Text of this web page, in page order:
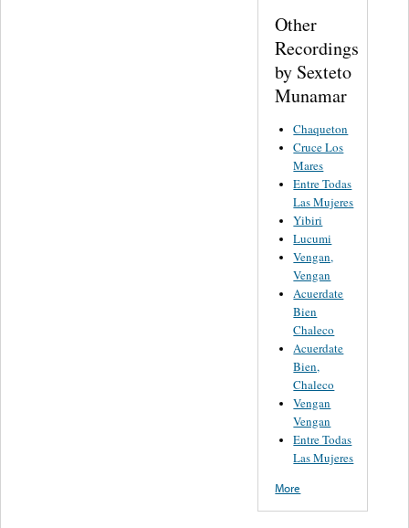
Other
Recordings
by Sexteto
Munamar
Chaqueton
Cruce Los
Mares
Entre Todas
Las Mujeres
Yibiri
Lucumi
Vengan,
Vengan
Acuerdate
Bien
Chaleco
Acuerdate
Bien,
Chaleco
Vengan
Vengan
Entre Todas
Las Mujeres
More